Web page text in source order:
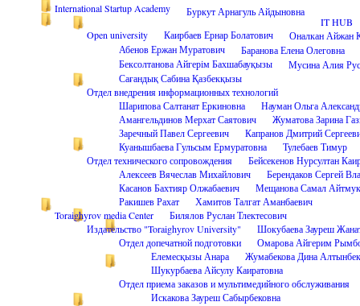
International Startup Academy
Буркут Арнагуль Айдыновна
IT HUB
Open university
Каирбаев Ернар Болатович
Оналкан Айжан
Абенов Ержан Муратович
Баранова Елена Олеговна
Бексолтанова Айгерім Бахшабауқызы
Мусина Алия
Сағандық Сабина Қазбекқызы
Отдел внедрения информационных технологий
Шарипова Салтанат Еркиновна
Науман Ольга
Амангельдинов Мерхат Саятович
Жуматова Зарина
Заречный Павел Сергеевич
Капранов Дмитрий
Куанышбаева Гульсым Ермуратовна
Тулебаев Тимур
Отдел технического сопровождения
Бейсекенов Нурсултан
Алексеев Вячеслав Михайлович
Берендаков Сергей
Касанов Бахтияр Олжабаевич
Мещанова Самал
Ракишев Рахат
Хамитов Талгат Аманбаевич
Toraighyrov media Center
Билялов Руслан Тлектесович
Издательство "Toraighyrov University"
Шокубаева Зауреш
Отдел допечатной подготовки
Омарова Айгерим
Елемесқызы Анара
Жумабекова Дина
Шукурбаева Айсулу Каиратовна
Отдел приема заказов и мультимедийного обслуживания
Искакова Зауреш Сабырбековна